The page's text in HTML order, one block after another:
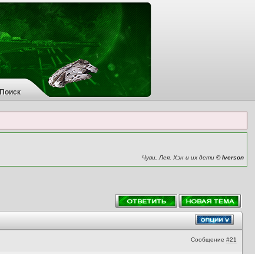
Поиск
Чуви, Лея, Хэн и их дети © Iverson
Сообщение #21